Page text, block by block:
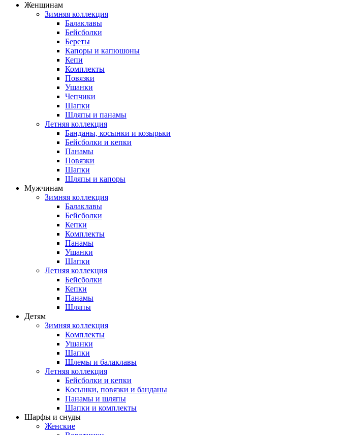
Женщинам
Зимняя коллекция
Балаклавы
Бейсболки
Береты
Капоры и капюшоны
Кепи
Комплекты
Повязки
Ушанки
Чепчики
Шапки
Шляпы и панамы
Летняя коллекция
Банданы, косынки и козырьки
Бейсболки и кепки
Панамы
Повязки
Шапки
Шляпы и капоры
Мужчинам
Зимняя коллекция
Балаклавы
Бейсболки
Кепки
Комплекты
Панамы
Ушанки
Шапки
Летняя коллекция
Бейсболки
Кепки
Панамы
Шляпы
Детям
Зимняя коллекция
Комплекты
Ушанки
Шапки
Шлемы и балаклавы
Летняя коллекция
Бейсболки и кепки
Косынки, повязки и банданы
Панамы и шляпы
Шапки и комплекты
Шарфы и снуды
Женские